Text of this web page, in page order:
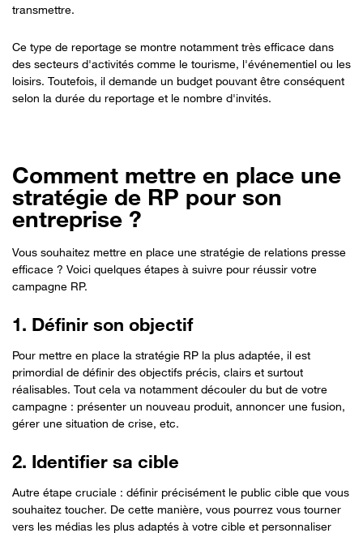
transmettre.
Ce type de reportage se montre notamment très efficace dans
des secteurs d'activités comme le tourisme, l'événementiel ou les
loisirs. Toutefois, il demande un budget pouvant être conséquent
selon la durée du reportage et le nombre d'invités.
Comment mettre en place une
stratégie de RP pour son
entreprise ?
Vous souhaitez mettre en place une stratégie de relations presse
efficace ? Voici quelques étapes à suivre pour réussir votre
campagne RP.
1. Définir son objectif
Pour mettre en place la stratégie RP la plus adaptée, il est
primordial de définir des objectifs précis, clairs et surtout
réalisables. Tout cela va notamment découler du but de votre
campagne : présenter un nouveau produit, annoncer une fusion,
gérer une situation de crise, etc.
2. Identifier sa cible
Autre étape cruciale : définir précisément le public cible que vous
souhaitez toucher. De cette manière, vous pourrez vous tourner
vers les médias les plus adaptés à votre cible et personnaliser